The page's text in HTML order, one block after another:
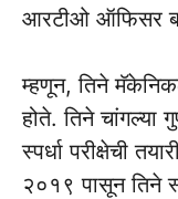
आरटीओ ऑफिसर
म्हणून, तिने
होते. तिने चांगल्या
स्पर्धा परीक्षेची
२०१९ पासून तिने‌